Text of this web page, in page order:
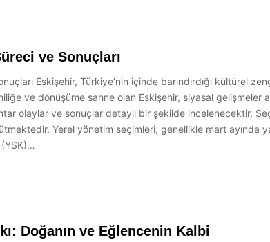
ve Sonuçları
Eskişehir, Türkiye’nin içinde barındırdığı
ve dönüşüme sahne olan Eskişehir, siyasal gelişmeler
olaylar ve sonuçlar detaylı bir şekilde incelenecektir.
Yerel yönetim seçimleri, genellikle mart ayında
Doğanın ve Eğlencenin Kalbi